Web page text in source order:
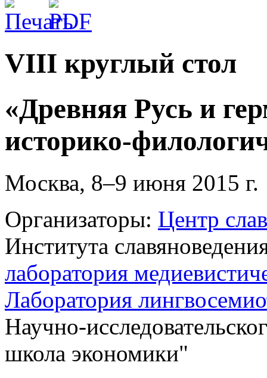
VIII круглый стол
«Древняя Русь и
историко-
Москва, 8–9 июня 2015 г.
Организаторы: Центр
Института
лаборатория
Лаборатория
Научно-
школа экономики"